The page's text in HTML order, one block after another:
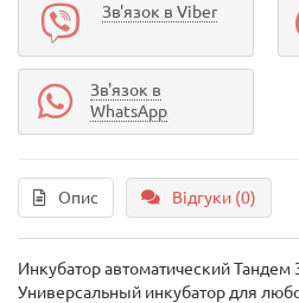
Зв'язок в Viber
Зв'язок в
WhatsApp
Опис Відгуки (0)
Инкубатор автоматический Тандем
Универсальный инкубатор для